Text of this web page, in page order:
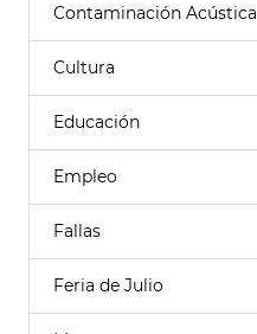
Contaminación Acústica
Cultura
Educación
Empleo
Fallas
Feria de Julio